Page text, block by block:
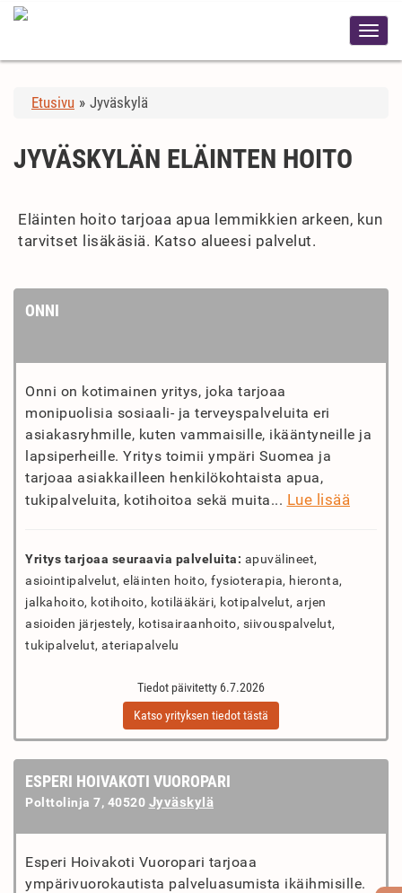
Etusivu » Jyväskylä
JYVÄSKYLÄN ELÄINTEN HOITO
Eläinten hoito tarjoaa apua lemmikkien arkeen, kun
tarvitset lisäkäsiä. Katso alueesi palvelut.
ONNI
Onni on kotimainen yritys, joka tarjoaa
monipuolisia sosiaali- ja terveyspalveluita eri
asiakasryhmille, kuten vammaisille, ikääntyneille ja
lapsiperheille. Yritys toimii ympäri Suomea ja
tarjoaa asiakkailleen henkilökohtaista apua,
tukipalveluita, kotihoitoa sekä muita... Lue lisää
Yritys tarjoaa seuraavia palveluita: apuvälineet,
asiointipalvelut, eläinten hoito, fysioterapia, hieronta,
jalkahoito, kotihoito, kotilääkäri, kotipalvelut, arjen
asioiden järjestely, kotisairaanhoito, siivouspalvelut,
tukipalvelut, ateriapalvelu
Tiedot päivitetty 6.7.2026
Katso yrityksen tiedot tästä
ESPERI HOIVAKOTI VUOROPARI
Polttolinja 7, 40520 Jyväskylä
Esperi Hoivakoti Vuoropari tarjoaa
ympärivuorokautista palveluasumista ikäihmisille.